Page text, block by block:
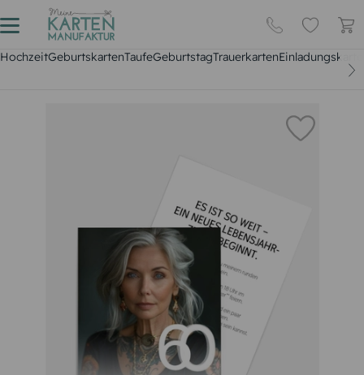
HochzeitGeburtskartenTaufeGeburtstagTrauerkarten